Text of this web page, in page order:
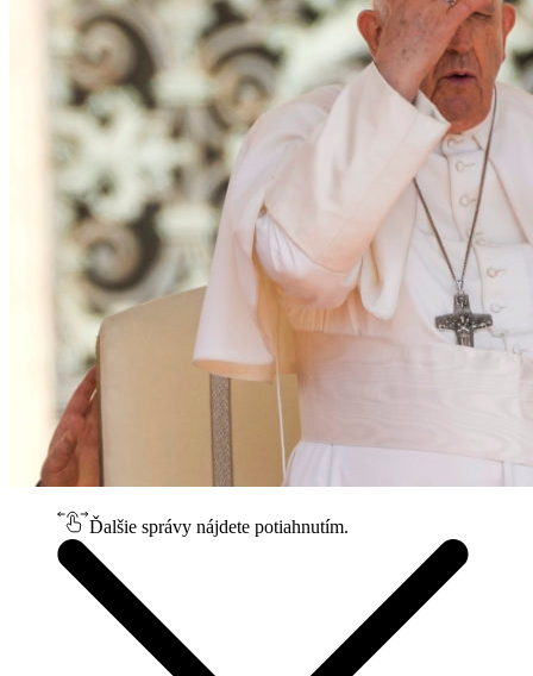
Ďalšie správy nájdete potiahnutím.